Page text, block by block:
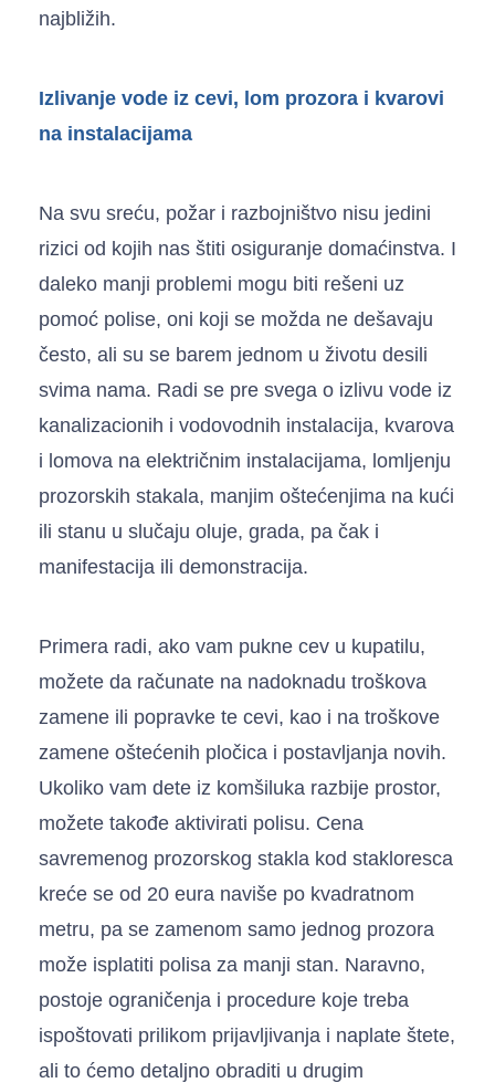
najbližih.
Izlivanje vode iz cevi, lom prozora i kvarovi
na instalacijama
Na svu sreću, požar i razbojništvo nisu jedini
rizici od kojih nas štiti osiguranje domaćinstva. I
daleko manji problemi mogu biti rešeni uz
pomoć polise, oni koji se možda ne dešavaju
često, ali su se barem jednom u životu desili
svima nama. Radi se pre svega o izlivu vode iz
kanalizacionih i vodovodnih instalacija, kvarova
i lomova na električnim instalacijama, lomljenju
prozorskih stakala, manjim oštećenjima na kući
ili stanu u slučaju oluje, grada, pa čak i
manifestacija ili demonstracija.
Primera radi, ako vam pukne cev u kupatilu,
možete da računate na nadoknadu troškova
zamene ili popravke te cevi, kao i na troškove
zamene oštećenih pločica i postavljanja novih.
Ukoliko vam dete iz komšiluka razbije prostor,
možete takođe aktivirati polisu. Cena
savremenog prozorskog stakla kod stakloresca
kreće se od 20 eura naviše po kvadratnom
metru, pa se zamenom samo jednog prozora
može isplatiti polisa za manji stan. Naravno,
postoje ograničenja i procedure koje treba
ispoštovati prilikom prijavljivanja i naplate štete,
ali to ćemo detaljno obraditi u drugim